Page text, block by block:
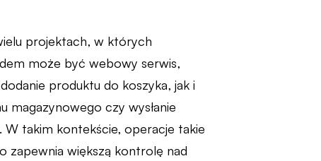
projektach, w których
może być webowy serwis,
produktu do koszyka, jak i
magazynowego czy wysłanie
W takim kontekście, operacje takie
zapewnia większą kontrolę nad